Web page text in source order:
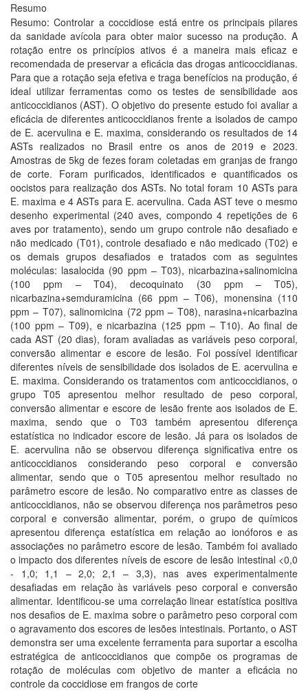
Resumo
Resumo: Controlar a coccidiose está entre os principais pilares
da sanidade avícola para obter maior sucesso na produção. A
rotação entre os princípios ativos é a maneira mais eficaz e
recomendada de preservar a eficácia das drogas anticoccidianas.
Para que a rotação seja efetiva e traga benefícios na produção, é
ideal utilizar ferramentas como os testes de sensibilidade aos
anticoccidianos (AST). O objetivo do presente estudo foi avaliar a
eficácia de diferentes anticoccidianos frente a isolados de campo
de E. acervulina e E. maxima, considerando os resultados de 14
ASTs realizados no Brasil entre os anos de 2019 e 2023.
Amostras de 5kg de fezes foram coletadas em granjas de frango
de corte. Foram purificados, identificados e quantificados os
oocistos para realização dos ASTs. No total foram 10 ASTs para
E. maxima e 4 ASTs para E. acervulina. Cada AST teve o mesmo
desenho experimental (240 aves, compondo 4 repetições de 6
aves por tratamento), sendo um grupo controle não desafiado e
não medicado (T01), controle desafiado e não medicado (T02) e
os demais grupos desafiados e tratados com as seguintes
moléculas: lasalocida (90 ppm – T03), nicarbazina+salinomicina
(100 ppm – T04), decoquinato (30 ppm – T05),
nicarbazina+semduramicina (66 ppm – T06), monensina (110
ppm – T07), salinomicina (72 ppm – T08), narasina+nicarbazina
(100 ppm – T09), e nicarbazina (125 ppm – T10). Ao final de
cada AST (20 dias), foram avaliadas as variáveis peso corporal,
conversão alimentar e escore de lesão. Foi possível identificar
diferentes níveis de sensibilidade dos isolados de E. acervulina e
E. maxima. Considerando os tratamentos com anticoccidianos, o
grupo T05 apresentou melhor resultado de peso corporal,
conversão alimentar e escore de lesão frente aos isolados de E.
maxima, sendo que o T03 também apresentou diferença
estatística no indicador escore de lesão. Já para os isolados de
E. acervulina não se observou diferença significativa entre os
anticoccidianos considerando peso corporal e conversão
alimentar, sendo que o T05 apresentou melhor resultado no
parâmetro escore de lesão. No comparativo entre as classes de
anticoccidianos, não se observou diferença nos parâmetros peso
corporal e conversão alimentar, porém, o grupo de químicos
apresentou diferença estatística em relação ao ionóforos e as
associações no parâmetro escore de lesão. Também foi avaliado
o impacto dos diferentes níveis de escore de lesão intestinal <0,0
- 1,0; 1,1 – 2,0; 2,1 – 3,3), nas aves experimentalmente
desafiadas em relação às variáveis peso corporal e conversão
alimentar. Identificou-se uma correlação linear estatística positiva
nos desafios de E. maxima sobre o parâmetro peso corporal com
o agravamento dos escores de lesões intestinais. Portanto, o AST
demonstra ser uma excelente ferramenta para suportar a escolha
estratégica de anticoccidianos que compõe os programas de
rotação de moléculas com objetivo de manter a eficácia no
controle da coccidiose em frangos de corte